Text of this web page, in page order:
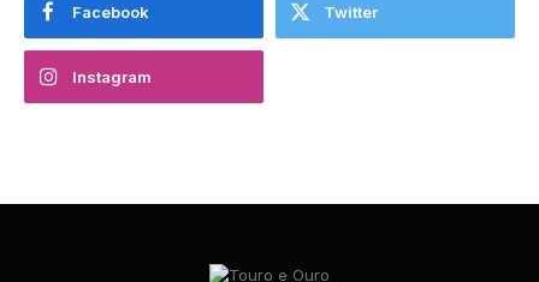
Facebook Twitter
Instagram